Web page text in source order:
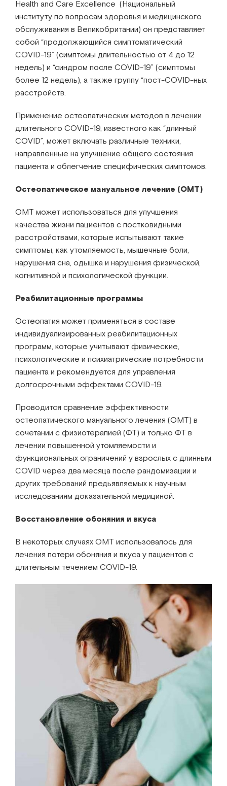
Health and Care Excellence (Национальный
институту по вопросам здоровья и медицинского
обслуживания в Великобритании) он представляет
собой “продолжающийся симптоматический
COVID-19” (симптомы длительностью от 4 до 12
недель) и “синдром после COVID-19” (симптомы
более 12 недель), а также группу “пост-COVID-ных
расстройств.
Применение остеопатических методов в лечении
длительного COVID-19, известного как “длинный
COVID”, может включать различные техники,
направленные на улучшение общего состояния
пациента и облегчение специфических симптомов.
Остеопатическое мануальное лечение (OMT)
OMT может использоваться для улучшения
качества жизни пациентов с постковидными
расстройствами, которые испытывают такие
симптомы, как утомляемость, мышечные боли,
нарушения сна, одышка и нарушения физической,
когнитивной и психологической функции.
Реабилитационные программы
Остеопатия может применяться в составе
индивидуализированных реабилитационных
программ, которые учитывают физические,
психологические и психиатрические потребности
пациента и рекомендуется для управления
долгосрочными эффектами COVID-19.
Проводится сравнение эффективности
остеопатического мануального лечения (OMT) в
сочетании с физиотерапией (ФТ) и только ФТ в
лечении повышенной утомляемости и
функциональных ограничений у взрослых с длинным
COVID через два месяца после рандомизации и
других требований предьявляемых к научным
исследованиям доказательной медициной.
Восстановление обоняния и вкуса
В некоторых случаях OMT использовалось для
лечения потери обоняния и вкуса у пациентов с
длительным течением COVID-19.